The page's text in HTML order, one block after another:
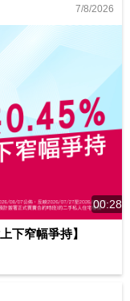
7/8/2026
00:28
下窄幅爭持】